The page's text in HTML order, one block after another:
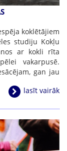
koklētājiem
studiju Kokļu
ar kokli rīta
vakarpusē.
gan jau
lasīt vairāk